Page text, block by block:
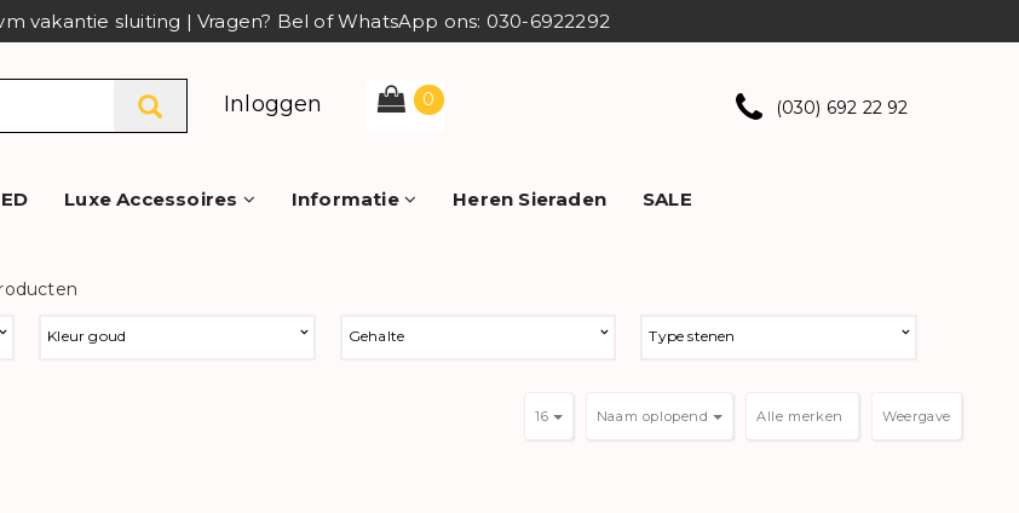
vakantie sluiting | Vragen? Bel of WhatsApp ons: 030-6922292
Inloggen 0 (030) 692 22 92
Luxe Accessoires Informatie Heren Sieraden SALE
Kleur goud Gehalte Type stenen
Weergave
Naam oplopend
16